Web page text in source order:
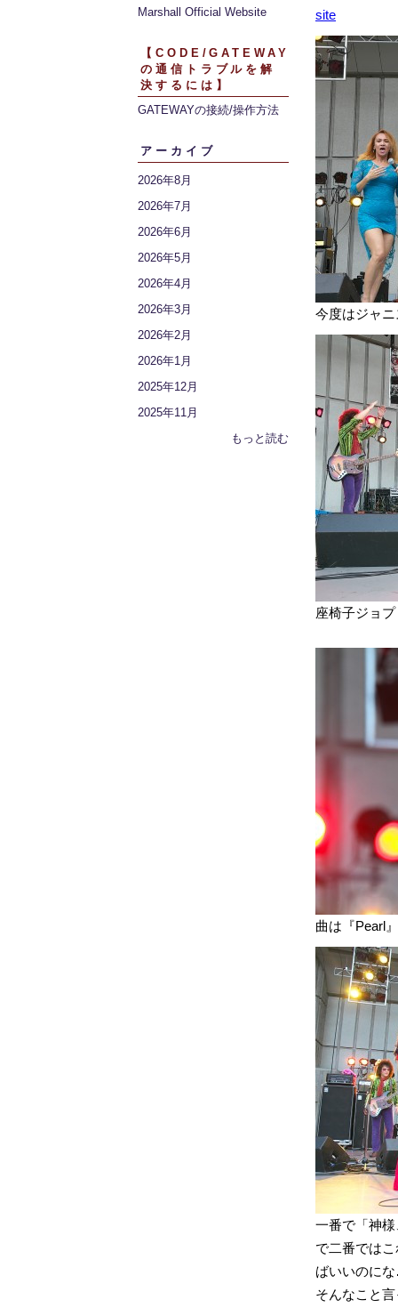
Marshall Official Website
【CODE/GATEWAY
の通信トラブルを解
決するには】
GATEWAYの接続/操作方法
アーカイブ
2026年8月
2026年7月
2026年6月
2026年5月
2026年4月
2026年3月
2026年2月
2026年1月
2025年12月
2025年11月
もっと読む
site
今度はジャ
座椅子ジョ
曲は『Pearl
一番で「神
で二番では
ばいいのに
そんなこと